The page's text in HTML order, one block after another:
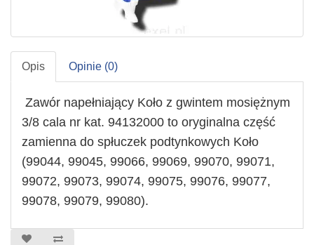
Opis Opinie (0)
Zawór napełniający Koło z gwintem mosiężnym
3/8 cala nr kat. 94132000 to oryginalna część
zamienna do spłuczek podtynkowych Koło
(99044, 99045, 99066, 99069, 99070, 99071,
99072, 99073, 99074, 99075, 99076, 99077,
99078, 99079, 99080).